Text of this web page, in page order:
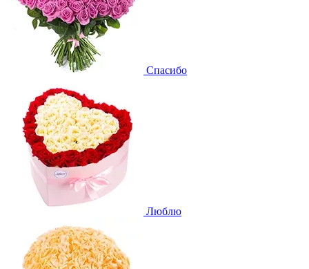
Спасибо
Люблю